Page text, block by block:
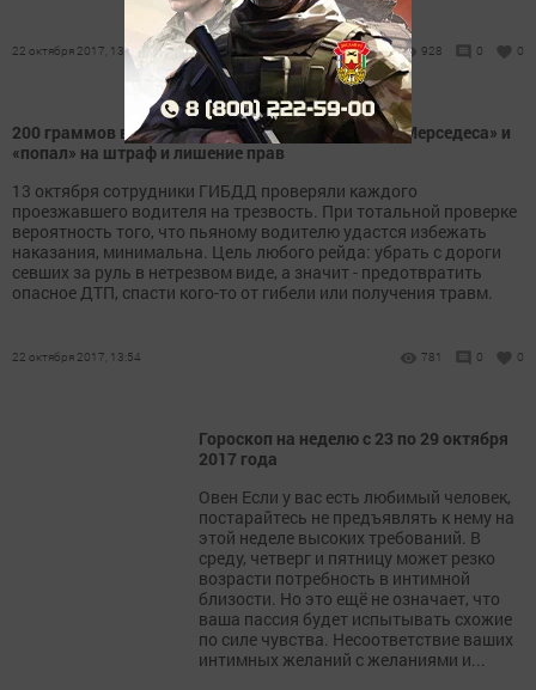
22 октября 2017, 13:59 928 0 0
200 граммов в день рождения выпил водитель «Мерседеса» и
«попал» на штраф и лишение прав
13 октября сотрудники ГИБДД проверяли каждого
проезжавшего водителя на трезвость. При тотальной проверке
вероятность того, что пьяному водителю удастся избежать
наказания, минимальна. Цель любого рейда: убрать с дороги
севших за руль в нетрезвом виде, а значит - предотвратить
опасное ДТП, спасти кого-то от гибели или получения травм.
22 октября 2017, 13:54 781 0 0
Гороскоп на неделю с 23 по 29 октября
2017 года
Овен Если у вас есть любимый человек,
постарайтесь не предъявлять к нему на
этой неделе высоких требований. В
среду, четверг и пятницу может резко
возрасти потребность в интимной
близости. Но это ещё не означает, что
ваша пассия будет испытывать схожие
по силе чувства. Несоответствие ваших
интимных желаний с желаниями и...